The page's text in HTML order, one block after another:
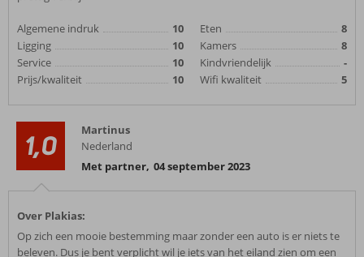
Algemene indruk
10
Ligging
10
Service
10
Prijs/kwaliteit
10
Eten
8
Kamers
8
Kindvriendelijk
-
Wifi kwaliteit
5
1,0
Martinus
Nederland
Met partner, 04 september 2023
Over Plakias:
Op zich een mooie bestemming maar zonder een auto is er niets te
beleven. Dus je bent verplicht wil je iets van het eiland zien om een